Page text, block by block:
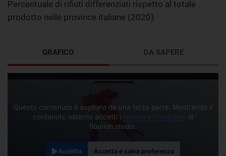
Percentuale di rifiuti differenziati rispetto al totale
prodotto nelle province italiane (2020)
GRAFICO
Questo contenuto è ospitato da una terza parte. Mostrando il
contenuto esterno accetti i termini e condizioni di
flourish.studio.
Accetta Accetta e salva preferenza
DA SAPERE